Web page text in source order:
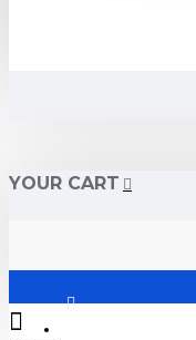
YOUR CART